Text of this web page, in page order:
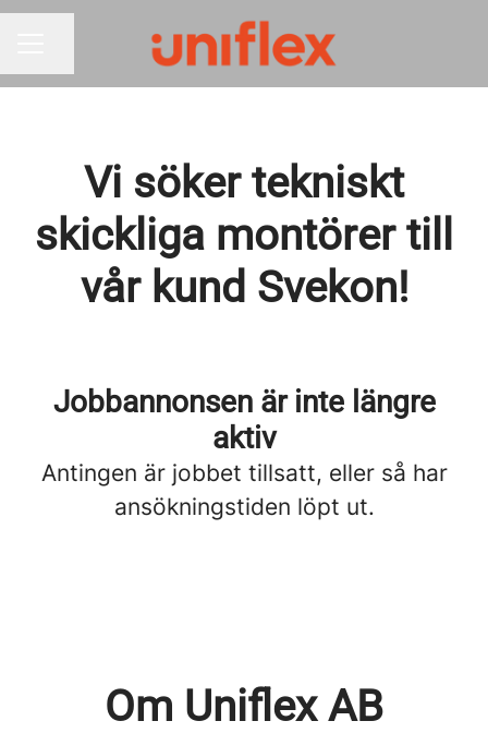
Vi söker tekniskt
skickliga montörer till
vår kund Svekon!
Jobbannonsen är inte längre
aktiv
Antingen är jobbet tillsatt, eller så har
ansökningstiden löpt ut.
Om Uniflex AB